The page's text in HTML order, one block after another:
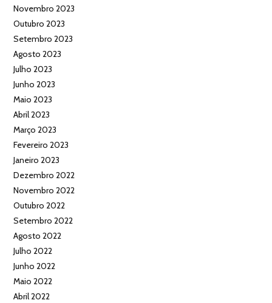
Novembro 2023
Outubro 2023
Setembro 2023
Agosto 2023
Julho 2023
Junho 2023
Maio 2023
Abril 2023
Março 2023
Fevereiro 2023
Janeiro 2023
Dezembro 2022
Novembro 2022
Outubro 2022
Setembro 2022
Agosto 2022
Julho 2022
Junho 2022
Maio 2022
Abril 2022